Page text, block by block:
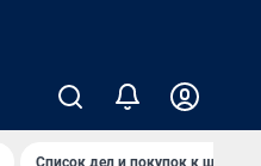
Список дел и покупок к школе